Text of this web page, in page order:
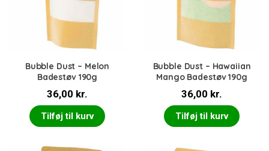
Bubble Dust – Melon
Badestøv 190g
36,00 kr.
Tilføj til kurv
Bubble Dust – Hawaiian
Mango Badestøv 190g
36,00 kr.
Tilføj til kurv